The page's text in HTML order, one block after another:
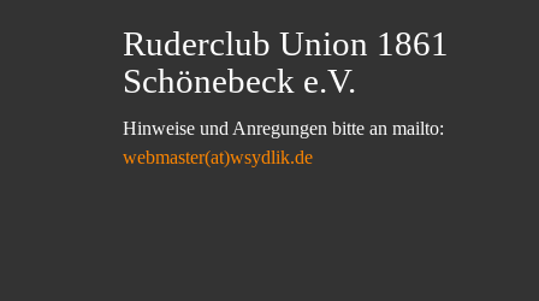
Ruderclub Union 1861
Schönebeck e.V.
Hinweise und Anregungen bitte an mailto:
webmaster(at)wsydlik.de